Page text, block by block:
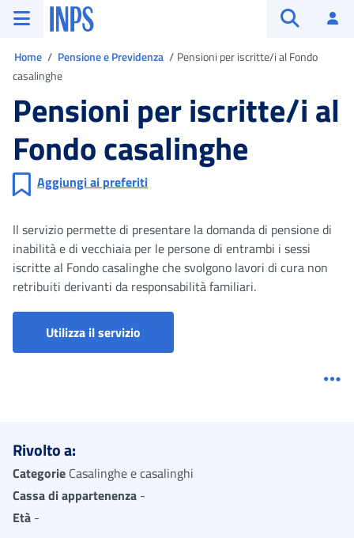
Vai al menu principale
Vai al contenuto principale
Vai al pie' di pagina
INPS ()
Home Pensione e Previdenza
Pensioni per iscritte/i al Fondo
casalinghe
Pensioni per iscritte/i al
Fondo casalinghe
Aggiungi ai preferiti
Il servizio permette di presentare la domanda di pensione di
inabilità e di vecchiaia per le persone di entrambi i sessi
iscritte al Fondo casalinghe che svolgono lavori di cura non
retribuiti derivanti da responsabilità familiari.
Utilizza il servizio
Rivolto a:
Categorie Casalinghe e casalinghi
Cassa di appartenenza -
Età -